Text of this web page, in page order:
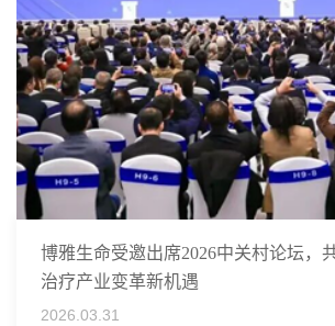
博雅生命受邀出席2026中关村论坛，
治疗产业变革新机遇
2026.03.31